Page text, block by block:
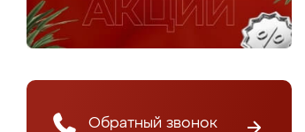
Обратный звонок